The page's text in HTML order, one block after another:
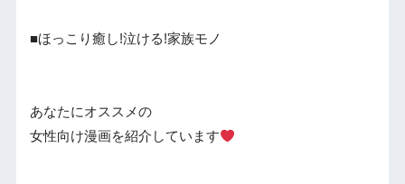
■ほっこり癒し!泣ける!家族モノ
あなたにオススメの
女性向け漫画を紹介しています